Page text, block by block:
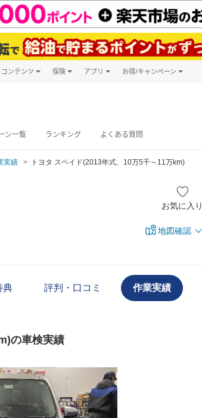
コンテンツ 保険 アプリ お得/キャンペーン
ン一覧 ランキング よくある質問
実績 トヨタ スペイド(2013年式、10万5千～11万km)
お気に入り
地図確認
典 評判・口コミ 作業実績
の車検実績